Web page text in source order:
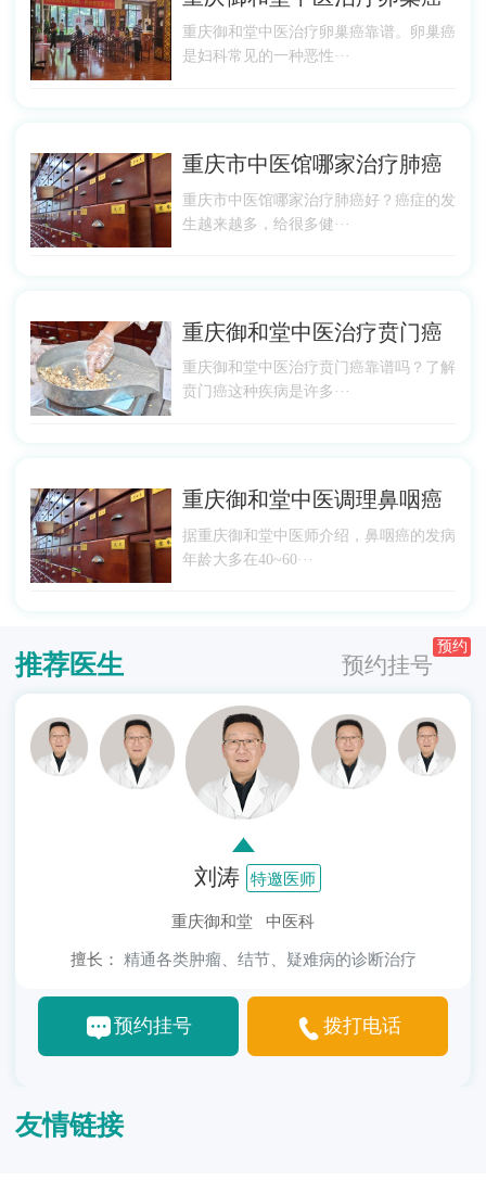
重庆御和堂中医治疗卵巢癌靠谱。卵巢癌
是妇科常见的一种恶性···
重庆市中医馆哪家治疗肺癌
重庆市中医馆哪家治疗肺癌好？癌症的发
生越来越多，给很多健···
重庆御和堂中医治疗贲门癌
重庆御和堂中医治疗贲门癌靠谱吗？了解
贲门癌这种疾病是许多···
重庆御和堂中医调理鼻咽癌
据重庆御和堂中医师介绍，鼻咽癌的发病
年龄大多在40~60···
推荐医生 预约挂号
预约
刘涛 特邀医师
重庆御和堂 中医科
擅长： 精通各类肿瘤、结节、疑难病的诊断治疗
预约挂号 拨打电话
友情链接